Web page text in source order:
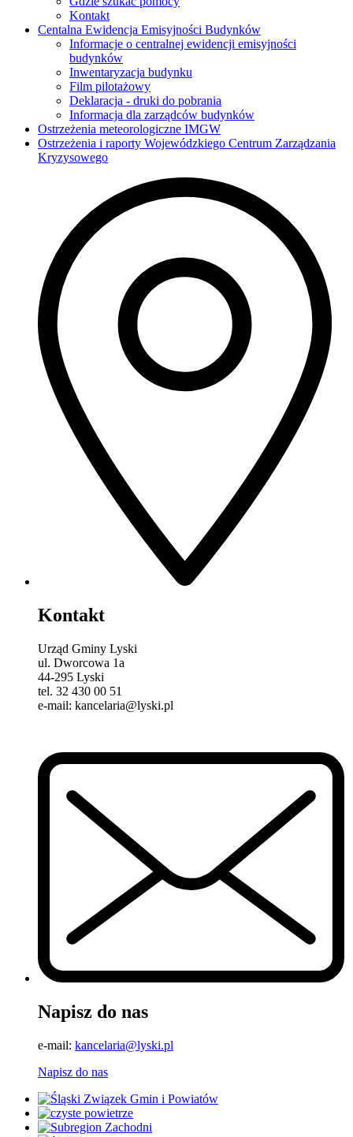
Kontakt
Centalna Ewidencja Emisyjności Budynków
Informacje o centralnej ewidencji emisyjności
budynków
Inwentaryzacja budynku
Film pilotażowy
Deklaracja - druki do pobrania
Informacja dla zarządców budynków
Ostrzeżenia meteorologiczne IMGW
Ostrzeżenia i raporty Wojewódzkiego Centrum Zarządzania
Kryzysowego
Kontakt
Urząd Gminy Lyski
ul. Dworcowa 1a
44-295 Lyski
tel. 32 430 00 51
e-mail: kancelaria@lyski.pl
Napisz do nas
e-mail: kancelaria@lyski.pl
Napisz do nas